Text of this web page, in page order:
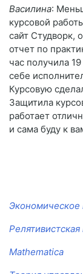
Василина:
курсовой
сайт Студворк,
отчет по
час получила
себе
Курсовую
Защитила
работает
и сама буду к
Экономическое
Mathematica